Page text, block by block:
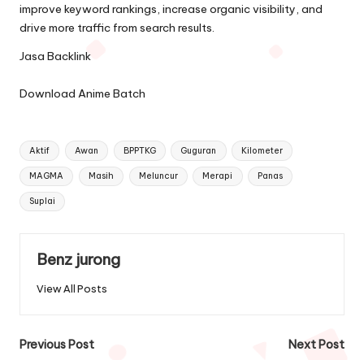
improve keyword rankings, increase organic visibility, and
drive more traffic from search results.
Jasa Backlink
Download Anime Batch
Tags:
Aktif Awan BPPTKG Guguran Kilometer
MAGMA Masih Meluncur Merapi Panas
Suplai
Benz jurong
View All Posts
Post
Previous Post Next Post